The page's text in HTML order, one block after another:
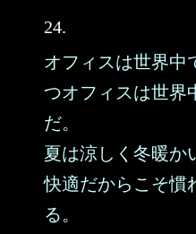
24.
オフィスは世界中
つオフィスは世界
だ。
夏は涼しく冬暖か
快適だからこそ慣
る。